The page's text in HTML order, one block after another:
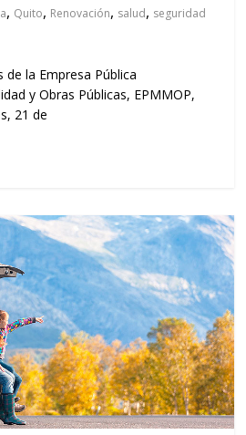
, Quito, Renovación, salud, seguridad
la Empresa Pública
y Obras Públicas, EPMMOP,
21 de